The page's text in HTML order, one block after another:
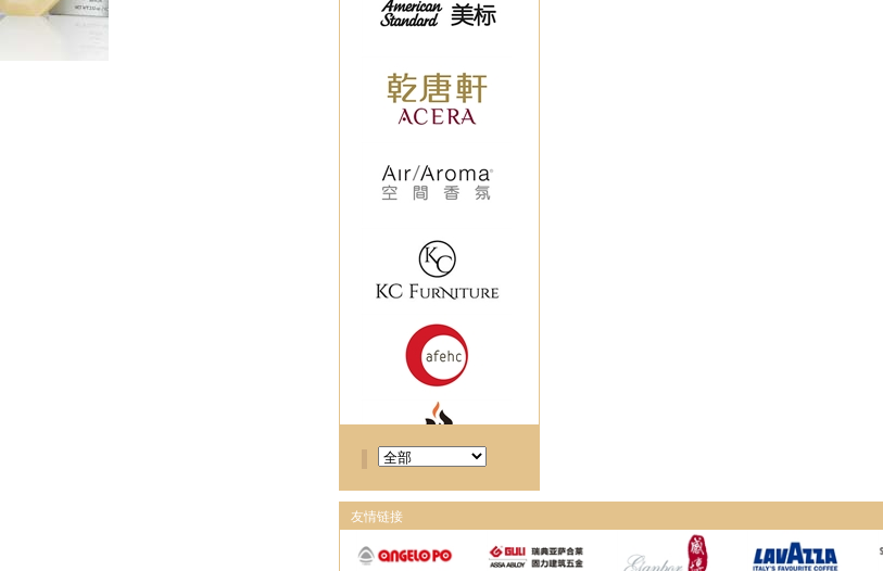
友情链接